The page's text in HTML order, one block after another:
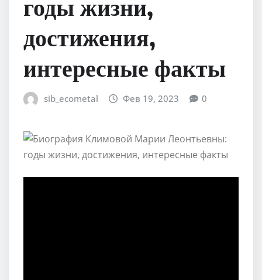
годы жизни,
достижения,
интересные факты
sib_ecometal Фев 19, 2023 0